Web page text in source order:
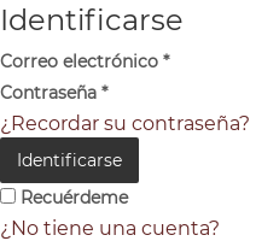
Identificarse
Correo electrónico *
Contraseña *
¿Recordar su contraseña?
Identificarse
Recuérdeme
¿No tiene una cuenta?